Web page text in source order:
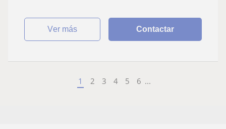
ver más Contactar
1 2 3 4 5 6 ...